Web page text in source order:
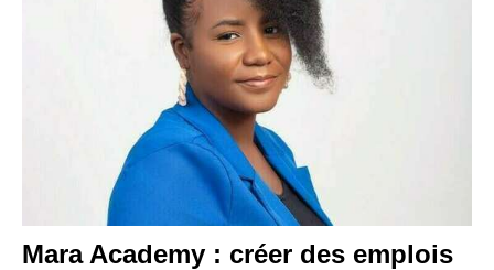
Mara Academy : créer des emplois